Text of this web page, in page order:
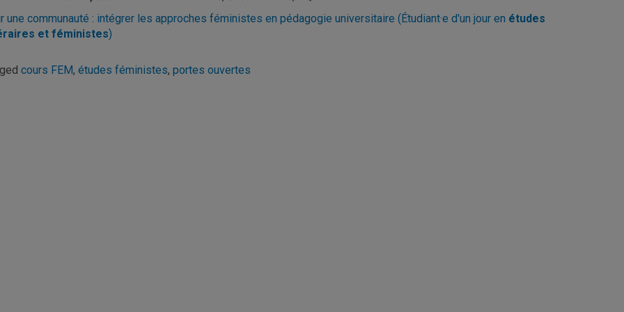
une communauté : intégrer les approches féministes en pédagogie universitaire (Étudiant·e d'un jour en études
et féministes)
cours FEM, études féministes, portes ouvertes